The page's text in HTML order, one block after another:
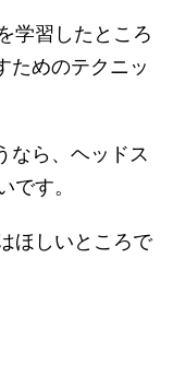
学習したところ
ためのテクニッ
なら、ヘッドス
です。
ほしいところで